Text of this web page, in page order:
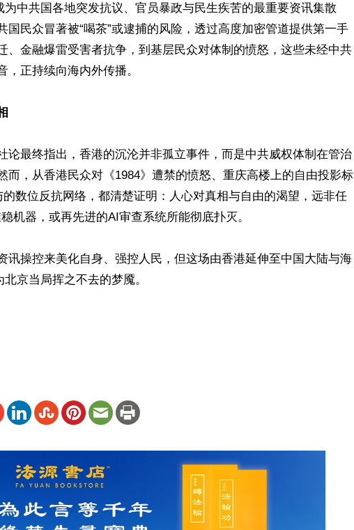
为中共国各地突发抗议、官员暴政与民生疾苦的最重要资讯集散
国民众冒著被“喝茶”或逮捕的风险，透过高度加密管道提供第一手
、金融爆雷受害者抗争，到基层民众对体制的愤怒，这些未经中共
正持续向海内外传播。
论最终指出，香港的沉沦并非孤立事件，而是中共威权体制在管治
而，从香港民众对《1984》遭禁的愤怒、重庆高楼上的自由投影标
数位反抗网络，都清楚证明：人心对真相与自由的渴望，远非任
机器，或再先进的AI审查系统所能彻底扑灭。
讯操控来美化自身、强控人民，但这场由香港延伸至中国大陆与海
京当局挥之不去的梦魇。